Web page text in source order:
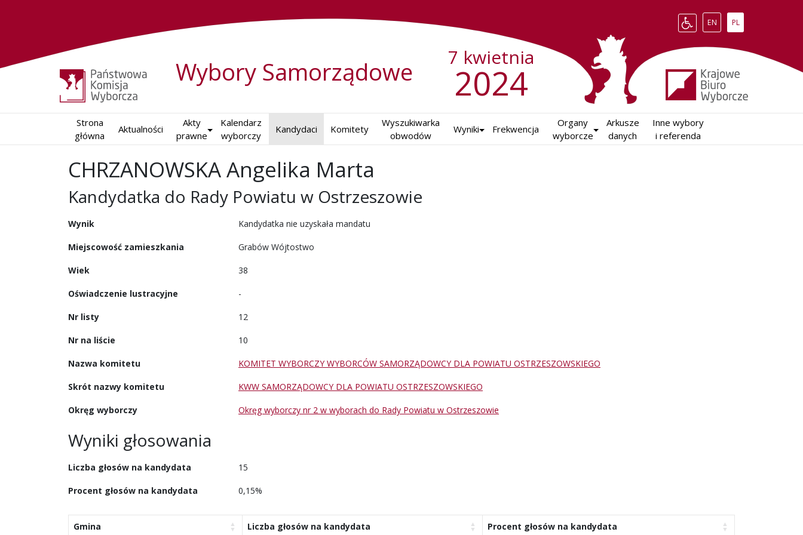
Change language to English
EN Zmień język na
PL
Wybory Samorządowe 2024
7 kwietnia
Strona
główna
Aktualności
Akty
prawne
Kalendarz
wyborczy
Kandydaci Komitety
Wyszukiwarka
obwodów
Wyniki Frekwencja
Organy
wyborcze
Arkusze
danych
Inne wybory
i referenda
CHRZANOWSKA Angelika Marta
Kandydatka do Rady Powiatu w Ostrzeszowie
w wyborach samorządowych w 2024 r.
Wynik Kandydatka nie uzyskała mandatu
Miejscowość zamieszkania Grabów Wójtostwo
Wiek 38
Oświadczenie lustracyjne -
Nr listy 12
Nr na liście 10
Nazwa komitetu KOMITET WYBORCZY WYBORCÓW SAMORZĄDOWCY DLA POWIATU OSTRZESZOWSKIEGO
Skrót nazwy komitetu KWW SAMORZĄDOWCY DLA POWIATU OSTRZESZOWSKIEGO
Okręg wyborczy Okręg wyborczy nr 2 w wyborach do Rady Powiatu w Ostrzeszowie
Wyniki głosowania
Liczba głosów na kandydata 15
Procent głosów na kandydata 0,15%
Gmina Liczba głosów na kandydata Procent głosów na kandydata